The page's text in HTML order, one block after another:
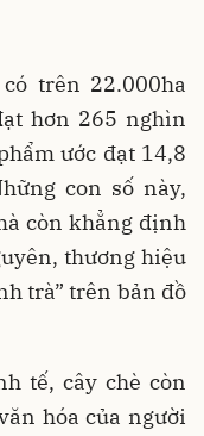
trên 22.000ha
hơn 265 nghìn
ước đạt 14,8
con số này,
còn khẳng định
thương hiệu
trà” trên bản đồ
tế, cây chè còn
hóa của người